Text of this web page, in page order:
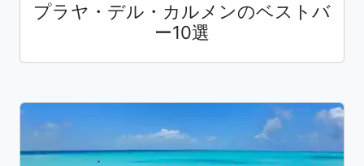
プラヤ・デル・カルメンのベストバ
ー10選